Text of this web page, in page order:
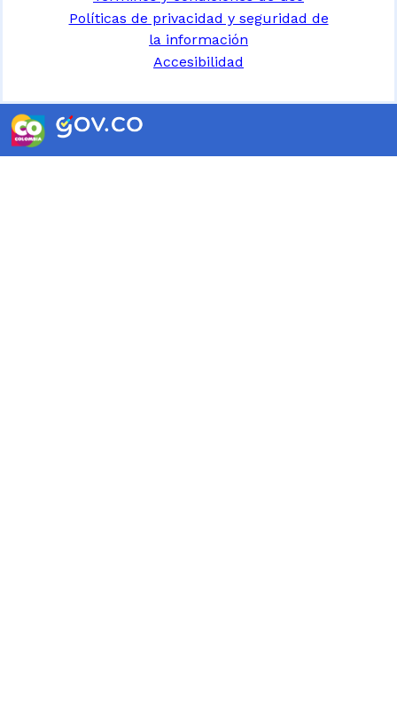
Políticas de privacidad y seguridad de
la información
Accesibilidad